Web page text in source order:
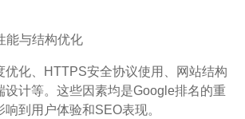
能与结构优化
优化、HTTPS安全协议使用、网站结构
设计等。这些因素均是Google排名的重
到用户体验和SEO表现。